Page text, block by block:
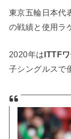
東京五輪日本代
の戦績と使用ラ
2020年は ITTF
子シングルスで